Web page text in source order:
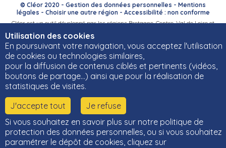
Utilisation des cookies
En poursuivant votre navigation, vous acceptez l'utilisation
de cookies ou technologies similaires,
pour la diffusion de contenus ciblés et pertinents (vidéos,
boutons de partage…) ainsi que pour la réalisation de
statistiques de visites.
J'accepte tout
Je refuse
Si vous souhaitez en savoir plus sur notre politique de
protection des données personnelles, ou si vous souhaitez
paramétrer le dépôt de cookies, cliquez sur
© Cléor 2020 - Gestion des données personnelles - Mentions
légales - Choisir une autre région- Accessibilité : non conforme
Cléor est un outil développé par les régions Bretagne, Centre-Val de Loire et